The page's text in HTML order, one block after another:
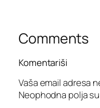
Comments
Komentariši
Vaša email adresa
Neophodna polja